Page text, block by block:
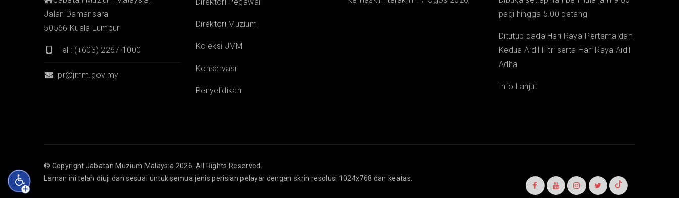
Jalan Damansara
50566 Kuala Lumpur
Tel : (+603) 2267-1000
pr@jmm.gov.my
Direktori Muzium
Koleksi JMM
Konservasi
Penyelidikan
pagi hingga 5.00 petang
Ditutup pada Hari Raya Pertama dan
Kedua Aidil Fitri serta Hari Raya Aidil
Adha
Info Lanjut
© Copyright Jabatan Muzium Malaysia 2026. All Rights Reserved.
Laman ini telah diuji dan sesuai untuk semua jenis perisian pelayar dengan skrin resolusi 1024x768 dan keatas.